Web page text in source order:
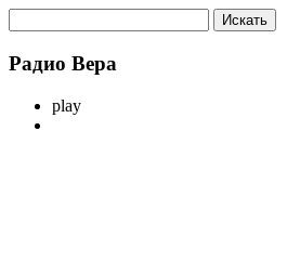
Радио Вера
play